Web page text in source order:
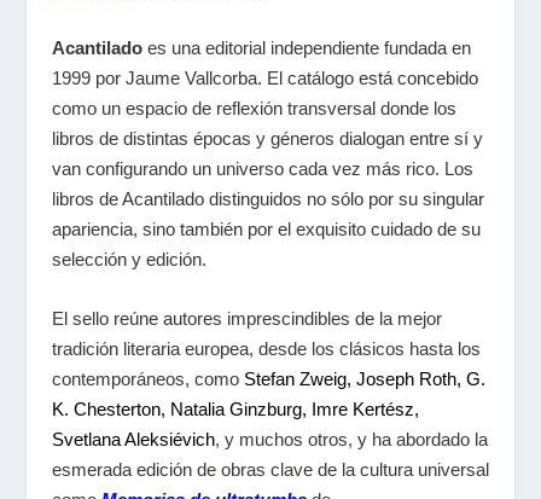
Acantiladoes una editorial independiente fundada en
1999 por Jaume Vallcorba. El catálogo está concebido
como un espacio de reflexión transversal donde los
libros de distintas épocas y géneros dialogan entre sí y
van configurando un universo cada vez más rico. Los
libros de Acantilado distinguidos no sólo por su singular
apariencia, sino también por el exquisito cuidado de su
selección y edición.
El sello reúne autores imprescindibles de la mejor
tradición literaria europea, desde los clásicos hasta los
contemporáneos, como Stefan Zweig, Joseph Roth, G.
K. Chesterton, Natalia Ginzburg, Imre Kertész,
Svetlana Aleksiévich, y muchos otros, y ha abordado la
esmerada edición de obras clave de la cultura universal